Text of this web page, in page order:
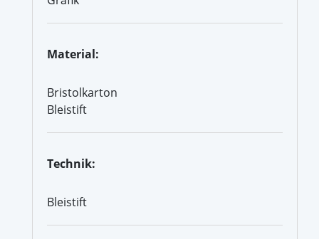
Material:
Bristolkarton
Bleistift
Technik:
Bleistift